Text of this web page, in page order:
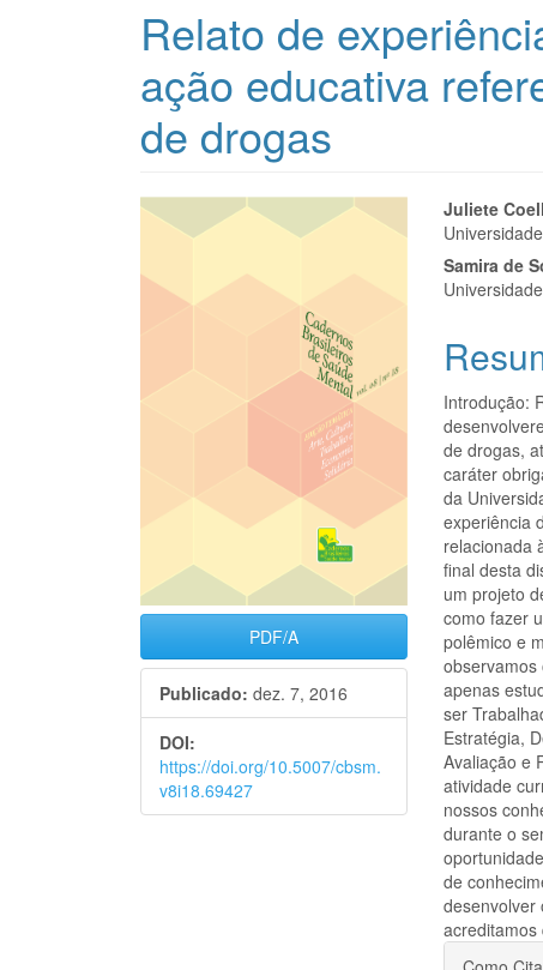
Relato de
ação educativa
de drogas
Barra
de
PDF/A
Publicado: dez. 7, 2016
DOI:
https://doi.org/10.5007/cbsm.
v8i18.69427
do
artigo
Juliete
Samira de
Introdução:
de drogas,
caráter
da
experiência
relacionada
final desta
um projeto
como fazer
polêmico e
apenas
ser
Estratégia,
Avaliação e
atividade
nossos
durante o
de
desenvolver